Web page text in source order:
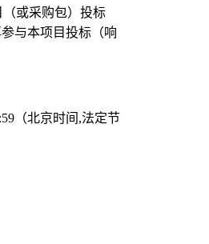
或采购包）投标
与本项目投标（响
（北京时间 ,法定节